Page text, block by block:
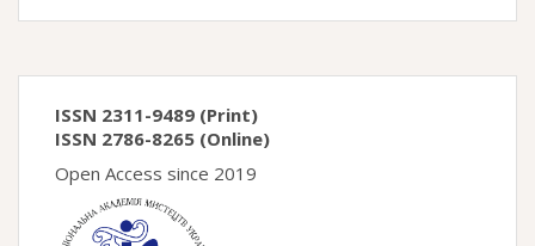
ISSN 2311-9489 (Print)
ISSN 2786-8265 (Online)
Open Access since 2019